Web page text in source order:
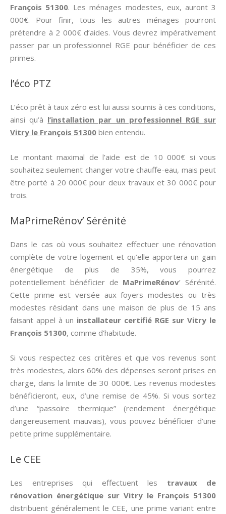
François 51300. Les ménages modestes, eux, auront 3
000€. Pour finir, tous les autres ménages pourront
prétendre à 2 000€ d’aides. Vous devrez impérativement
passer par un professionnel RGE pour bénéficier de ces
primes.
l’éco PTZ
L’éco prêt à taux zéro est lui aussi soumis à ces conditions,
ainsi qu’à l’installation par un professionnel RGE sur
Vitry le François 51300 bien entendu.
Le montant maximal de l’aide est de 10 000€ si vous
souhaitez seulement changer votre chauffe-eau, mais peut
être porté à 20 000€ pour deux travaux et 30 000€ pour
trois.
MaPrimeRénov’ Sérénité
Dans le cas où vous souhaitez effectuer une rénovation
complète de votre logement et qu’elle apportera un gain
énergétique de plus de 35%, vous pourrez
potentiellement bénéficier de MaPrimeRénov’ Sérénité.
Cette prime est versée aux foyers modestes ou très
modestes résidant dans une maison de plus de 15 ans
faisant appel à un installateur certifié RGE sur Vitry le
François 51300, comme d’habitude.
Si vous respectez ces critères et que vos revenus sont
très modestes, alors 60% des dépenses seront prises en
charge, dans la limite de 30 000€. Les revenus modestes
bénéficieront, eux, d’une remise de 45%. Si vous sortez
d’une “passoire thermique” (rendement énergétique
dangereusement mauvais), vous pouvez bénéficier d’une
petite prime supplémentaire.
Le CEE
Les entreprises qui effectuent les travaux de
rénovation énergétique sur Vitry le François 51300
distribuent généralement le CEE, une prime variant entre